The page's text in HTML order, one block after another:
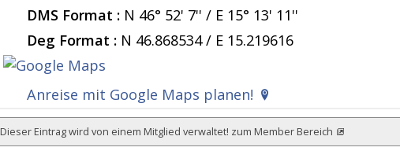
DMS Format : N 46° 52' 7'' / E 15° 13' 11''
Deg Format : N 46.868534/ E 15.219616
Anreise mit Google Maps planen!
Dieser Eintrag wird von einem Mitglied verwaltet! zum Member Bereich